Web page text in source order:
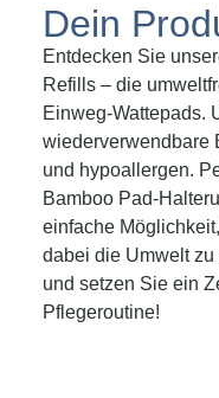
Dein
Entdecken Sie
Refills – die
Einweg-Wattepads.
wiederverwendbare
und hypoallergen.
Bamboo Pad-
einfache
dabei die Umwelt
und setzen Sie ein
Pflegeroutine!